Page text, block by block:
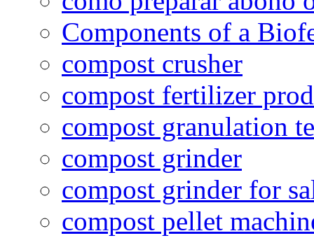
Components of a
compost crusher
compost fertilizer
compost granulation
compost grinder
compost grinder for
compost pellet